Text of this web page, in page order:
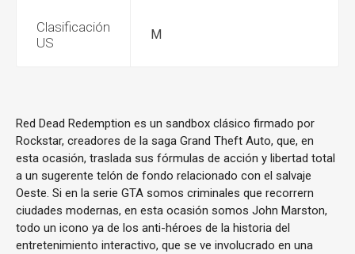
Clasificación
US
M
Red Dead Redemption es un sandbox clásico firmado por
Rockstar, creadores de la saga Grand Theft Auto, que, en
esta ocasión, traslada sus fórmulas de acción y libertad total
a un sugerente telón de fondo relacionado con el salvaje
Oeste. Si en la serie GTA somos criminales que recorrern
ciudades modernas, en esta ocasión somos John Marston,
todo un icono ya de los anti-héroes de la historia del
entretenimiento interactivo, que se ve involucrado en una